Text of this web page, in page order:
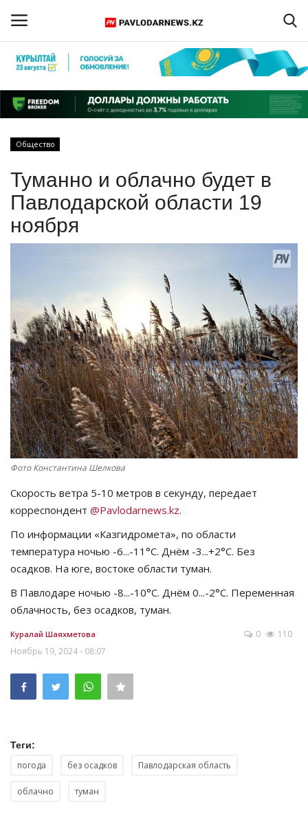
Регистрация
Главная
ПАВЛОДАРСКАЯ ОБЛАСТЬ
КАЗАХСТАН
СПЕЦПРОЕКТЫ
СПОРТ
Чек-лист
РАЗВЛЕЧЕНИЯ
OFFICIAL
Курултай
Язык
Қазақша Русский
Общество
Туманно и облачно будет в
Павлодарской области 19
ноября
Фото Константина Шелкова
Скорость ветра 5-10 метров в секунду, передает
корреспондент @Pavlodarnews.kz.
По информации «Казгидромета», по области
температура ночью -6...-11°C. Днём -3...+2°C. Без
осадков. На юге, востоке области туман.
В Павлодаре ночью -8...-10°C. Днём 0...-2°C. Переменная
облачность, без осадков, туман.
Куралай Шаяхметова
Ноябрь 19, 2024 - 08:07
0 110
Теги:
погода без осадков Павлодарская область
облачно туман